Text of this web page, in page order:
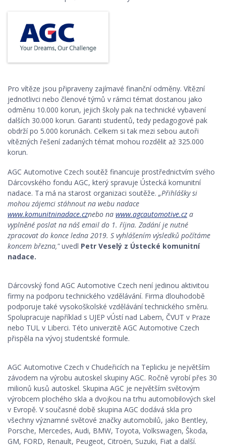
Pro vítěze jsou připraveny zajímavé finanční odměny. Vítězní
jednotlivci nebo členové týmů v rámci témat dostanou jako
odměnu 10.000 korun, jejich školy pak na technické vybavení
dalších 30.000 korun. Garanti studentů, tedy pedagogové pak
obdrží po 5.000 korunách. Celkem si tak mezi sebou autoři
vítězných řešení zadaných témat mohou rozdělit až 325.000
korun.
AGC Automotive Czech soutěž financuje prostřednictvím svého
Dárcovského fondu AGC, který spravuje Ústecká komunitní
nadace. Ta má na starost organizaci soutěže. „Přihlášky si
mohou zájemci stáhnout na webu nadace
www.komunitninadace.cznebo na www.agcautomotive.cz a
vyplněné poslat na náš email do 1. října. Zadání je nutné
zpracovat do konce ledna 2019. S vyhlášením výsledků počítáme
koncem března,"uvedl Petr Veselý z Ústecké komunitní
nadace.
Dárcovský fond AGC Automotive Czech není jedinou aktivitou
firmy na podporu technického vzdělávání. Firma dlouhodobě
podporuje také vysokoškolské vzdělávání technického směru.
Spolupracuje například s UJEP vÚstí nad Labem, ČVUT v Praze
nebo TUL v Liberci. Této univerzitě AGC Automotive Czech
přispěla na vývoj studentské formule.
AGC Automotive Czech v Chudeřicích na Teplicku je největším
závodem na výrobu autoskel skupiny AGC. Ročně vyrobí přes 30
milionů kusů autoskel. Skupina AGC je největším světovým
výrobcem plochého skla a dvojkou na trhu automobilových skel
v Evropě. V současné době skupina AGC dodává skla pro
všechny významné světové značky automobilů, jako Bentley,
Porsche, Mercedes, Audi, BMW, Toyota, Volkswagen, Škoda,
GM, FORD, Renault, Peugeot, Citroën, Suzuki, Fiat a další.